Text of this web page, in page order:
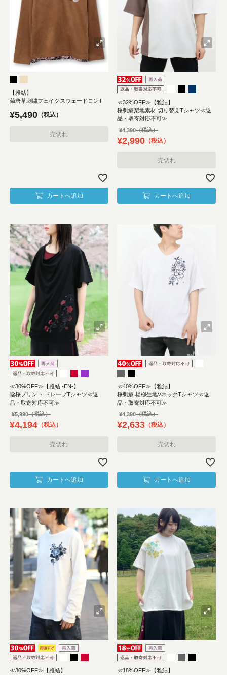
【雅結】
菊唐草刺繍フェイクスウェードロンT
¥5,490 税込
売切れ
カートへ追加
≪32%OFF≫【雅結】
桜刺繍梨地素材 切り替えTシャツ≪返
品・取寄対応不可≫
¥4,390
¥2,990 税込
売切れ
カートへ追加
≪30%OFF≫【雅結 -EN-】
陰桜プリント ドレープTシャツ≪返
品・取寄対応不可≫
¥5,990
¥4,194 税込
売切れ
カートへ追加
≪40%OFF≫【雅結】
桜刺繍 楊柳生地VネックTシャツ≪返
品・取寄対応不可≫
¥4,390
¥2,633 税込
売切れ
カートへ追加
≪30%OFF≫【雅結】 ≪18%OFF≫【雅結】